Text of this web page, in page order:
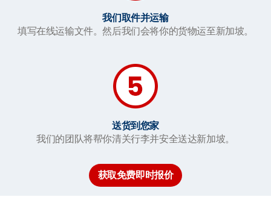
我们取件并运输
填写在线运输文件。然后我们会将你的货物运至新加坡。
送货到您家
我们的团队将帮你清关行李并安全送达新加坡。
获取免费即时报价